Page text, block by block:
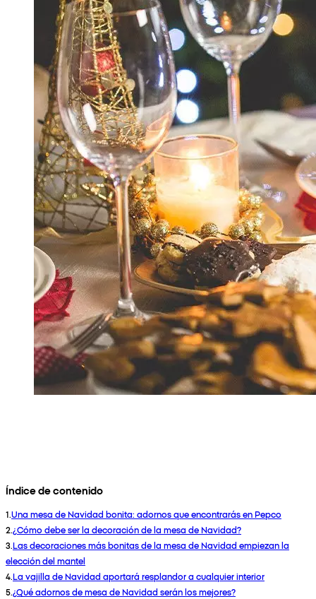
Índice de contenido
1.Una mesa de Navidad bonita: adornos que encontrarás en Pepco
2.¿Cómo debe ser la decoración de la mesa de Navidad?
3.Las decoraciones más bonitas de la mesa de Navidad empiezan la
elección del mantel
4.La vajilla de Navidad aportará resplandor a cualquier interior
5.¿Qué adornos de mesa de Navidad serán los mejores?